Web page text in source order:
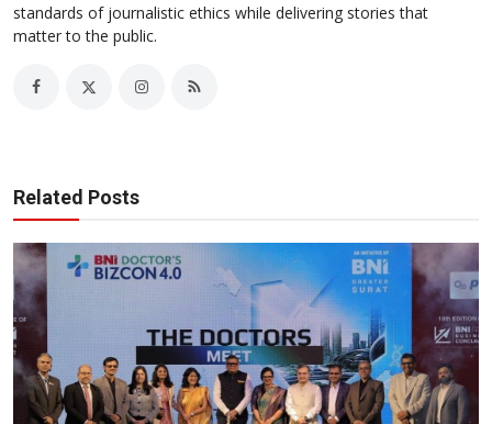
standards of journalistic ethics while delivering stories that
matter to the public.
Related Posts